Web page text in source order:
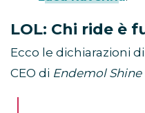
LOL: Chi ride è
Ecco le dichiarazioni di
CEO di Endemol Shine